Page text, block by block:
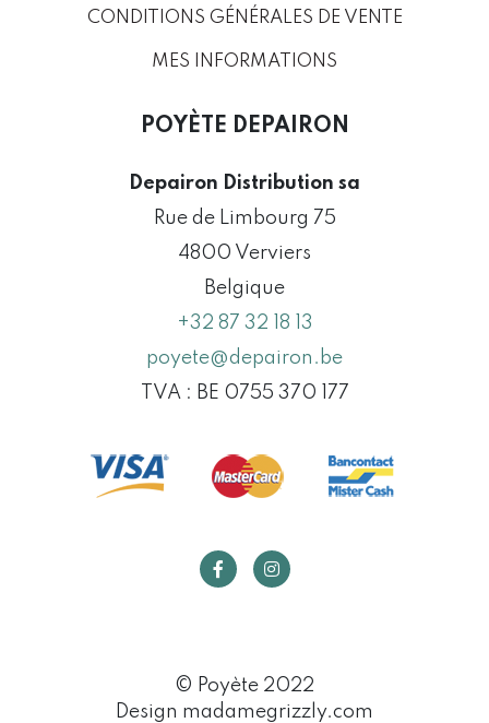
CONDITIONS GÉNÉRALES DE VENTE
MES INFORMATIONS
POYÈTE DEPAIRON
Depairon Distribution sa
Rue de Limbourg 75
4800 Verviers
Belgique
+32 87 32 18 13
poyete@depairon.be
TVA : BE 0755 370 177
© Poyète 2022
Design madamegrizzly.com